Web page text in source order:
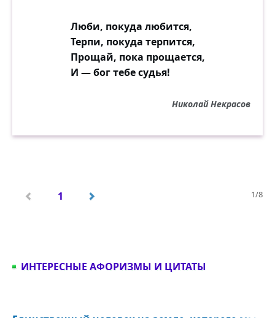
Люби, покуда любится,
Терпи, покуда терпится,
Прощай, пока прощается,
И — бог тебе судья!
Николай Некрасов
1/8
1
ИНТЕРЕСНЫЕ АФОРИЗМЫ И ЦИТАТЫ